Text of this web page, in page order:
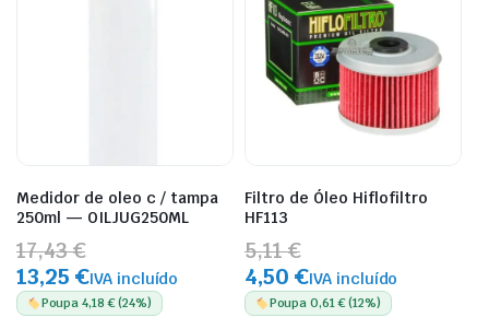
Medidor de oleo c / tampa
250ml — OILJUG250ML
17,43 €
13,25 €IVA incluído
Poupa 4,18 € (24%)
Filtro de Óleo Hiflofiltro
HF113
5,11 €
4,50 €IVA incluído
Poupa 0,61 € (12%)